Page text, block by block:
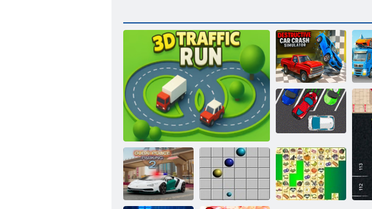
ינסרה בכר
תונואת רוטלומיס
ךלש תינוכמה תא
תונחהל